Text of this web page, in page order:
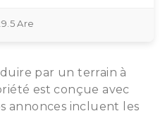
Are
par un terrain à
est conçue avec
annonces incluent les